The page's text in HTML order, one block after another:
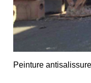
Peinture